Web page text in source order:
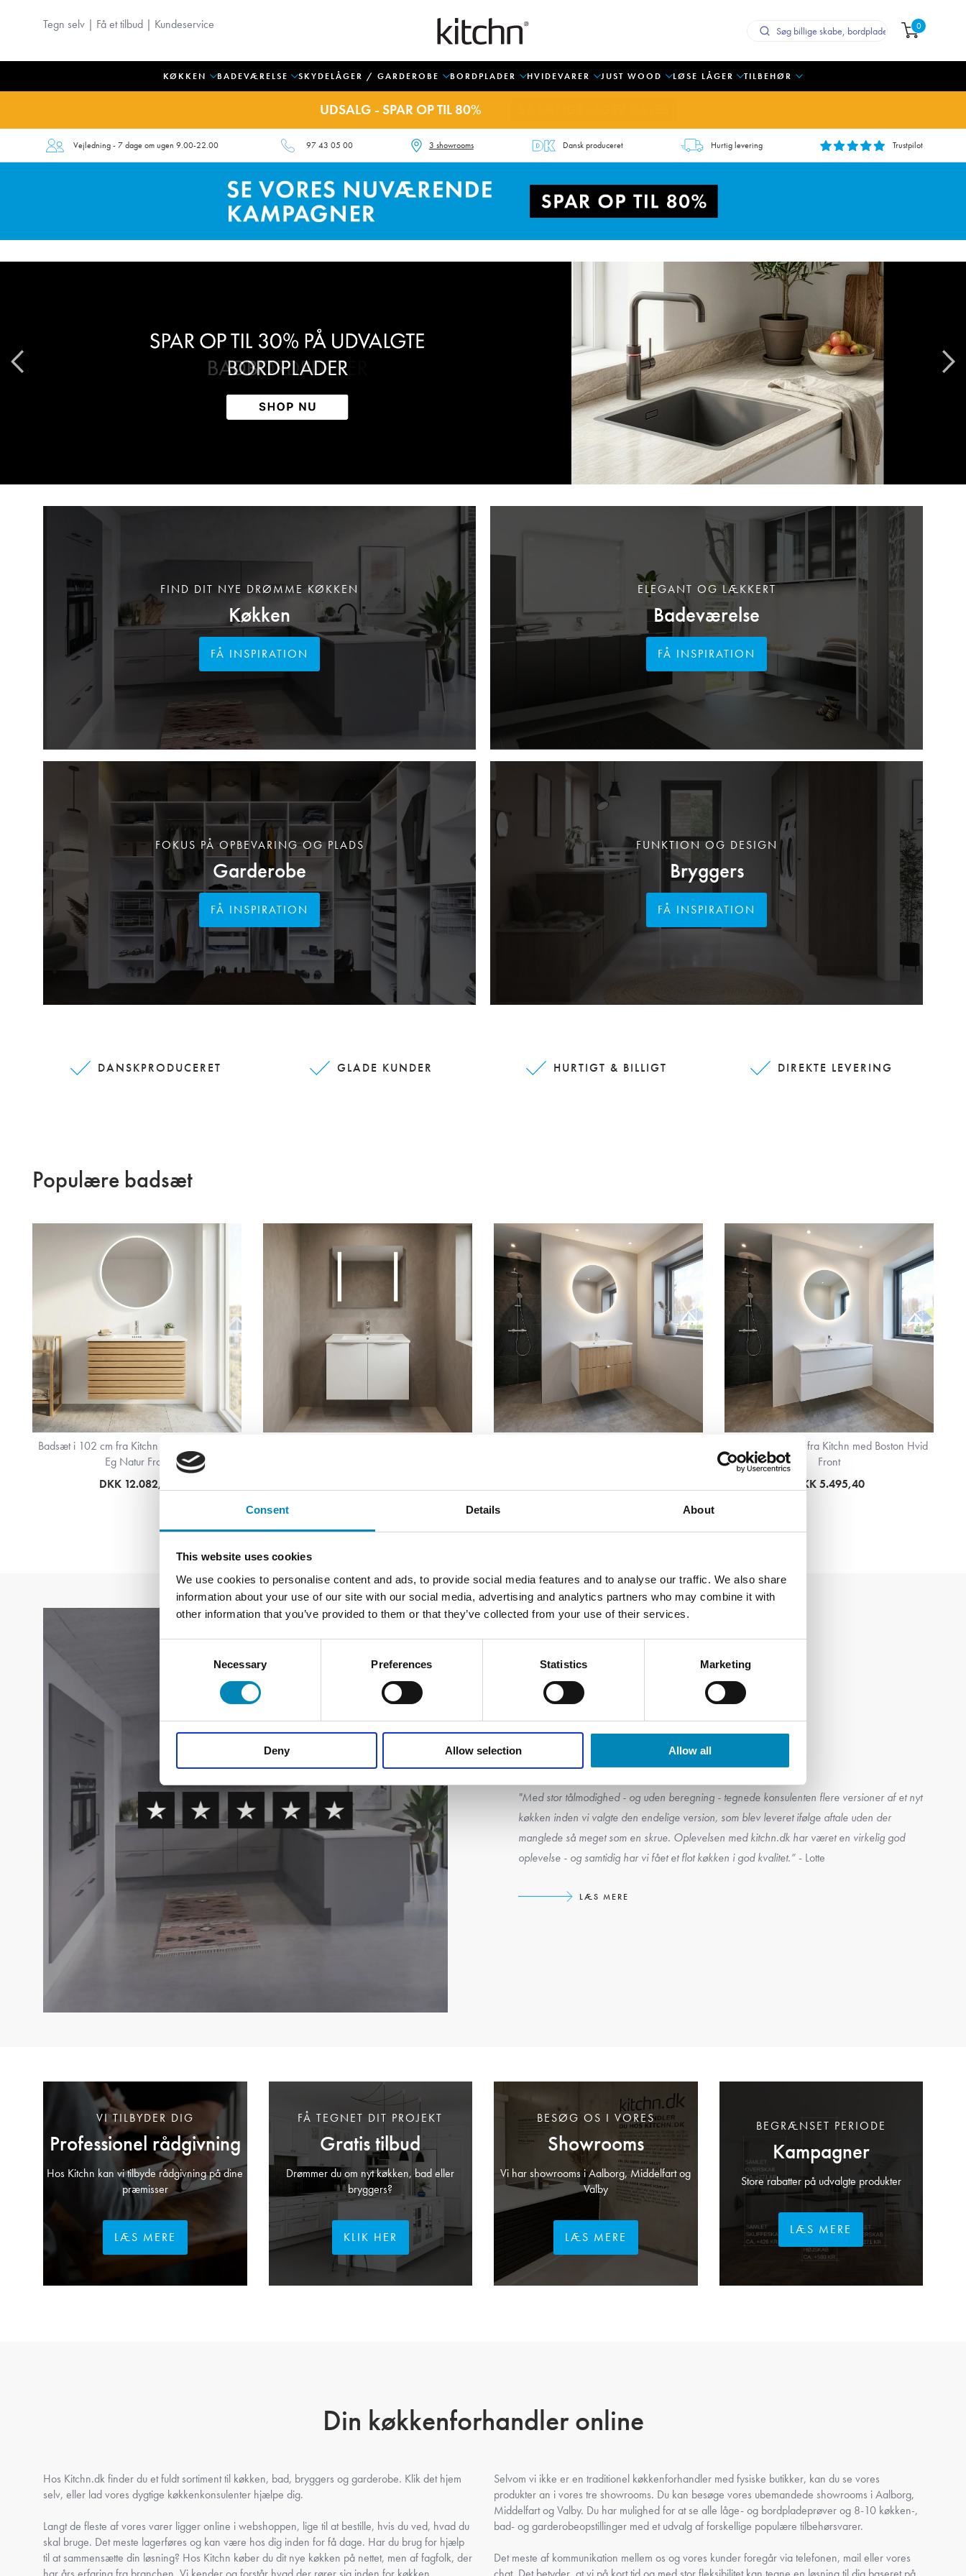
Consent Details About
This website uses cookies
We use cookies to personalise content and ads, to provide social media features and to analyse our traffic. We also share
information about your use of our site with our social media, advertising and analytics partners who may combine it with
other information that you’ve provided to them or that they’ve collected from your use of their services.
Necessary Preferences Statistics Marketing
Deny Allow selection Allow all
Tegn selv | Få et tilbud | Kundeservice 0
KØKKEN BADEVÆRELSE SKYDELÅGER / GARDEROBE BORDPLADER HVIDEVARER JUST WOOD LØSE LÅGER TILBEHØR
UDSALG - SPAR OP TIL 80%
Vejledning - 7 dage om ugen 9.00-22.00 97 43 05 00 3 showrooms Dansk produceret Hurtig levering Trustpilot
Køkken
FIND DIT NYE DRØMME KØKKEN
FÅ INSPIRATION
Badeværelse
ELEGANT OG LÆKKERT
FÅ INSPIRATION
Garderobe
FOKUS PÅ OPBEVARING OG PLADS
FÅ INSPIRATION
Bryggers
FUNKTION OG DESIGN
FÅ INSPIRATION
DANSKPRODUCERET GLADE KUNDER HURTIGT & BILLIGT DIREKTE LEVERING
Populære badsæt
Badsæt i 102 cm fra Kitchn med Washington
Eg Natur Front
DKK 12.082,08
Badsæt i 122 cm fra Kitchn med Boston Hvid
Front
DKK 5.495,40
+4000 glade kunder
"Med stor tålmodighed - og uden beregning - tegnede konsulenten flere versioner af et nyt
køkken inden vi valgte den endelige version, som blev leveret ifølge aftale uden der
manglede så meget som en skrue. Oplevelsen med kitchn.dk har været en virkelig god
oplevelse - og samtidig har vi fået et flot køkken i god kvalitet.”- Lotte
LÆS MERE
Professionel rådgivning
VI TILBYDER DIG
Hos Kitchn kan vi tilbyde rådgivning på dine
præmisser
LÆS MERE
Gratis tilbud
FÅ TEGNET DIT PROJEKT
Drømmer du om nyt køkken, bad eller
bryggers?
KLIK HER
Showrooms
BESØG OS I VORES
Vi har showrooms i Aalborg, Middelfart og
Valby
LÆS MERE
Kampagner
BEGRÆNSET PERIODE
Store rabatter på udvalgte produkter
LÆS MERE
Din køkkenforhandler online
Hos Kitchn.dk finder du et fuldt sortiment til køkken, bad, bryggers og garderobe. Klik det hjem
selv, eller lad vores dygtige køkkenkonsulenter hjælpe dig.
Langt de fleste af vores varer ligger online i webshoppen, lige til at bestille, hvis du ved, hvad du
skal bruge. Det meste lagerføres og kan være hos dig inden for få dage. Har du brug for hjælp
til at sammensætte din løsning? Hos Kitchn køber du dit nye køkken på nettet, men af fagfolk, der
Selvom vi ikke er en traditionel køkkenforhandler med fysiske butikker, kan du se vores
produkter an i vores tre showrooms. Du kan besøge vores ubemandede showrooms i Aalborg,
Middelfart og Valby. Du har mulighed for at se alle låge- og bordpladeprøver og 8-10 køkken-,
bad- og garderobeopstillinger med et udvalg af forskellige populære tilbehørsvarer.
Det meste af kommunikation mellem os og vores kunder foregår via telefonen, mail eller vores